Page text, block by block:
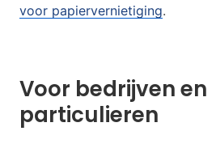
voor papiervernietiging.
Voor bedrijven en
particulieren